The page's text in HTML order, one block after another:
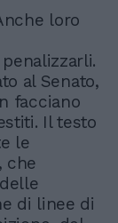
loro
al Senato,
facciano
Il testo
le
che
di linee di